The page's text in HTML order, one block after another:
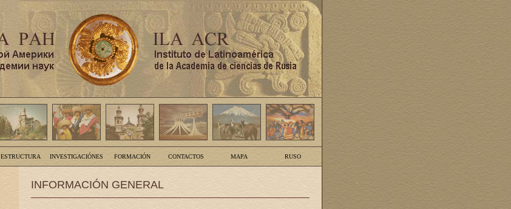
ESTRUCTURA INVESTIGACIÓNES FORMACIÓN CONTACTOS MAPA RUSO
INFORMACIÓN GENERAL